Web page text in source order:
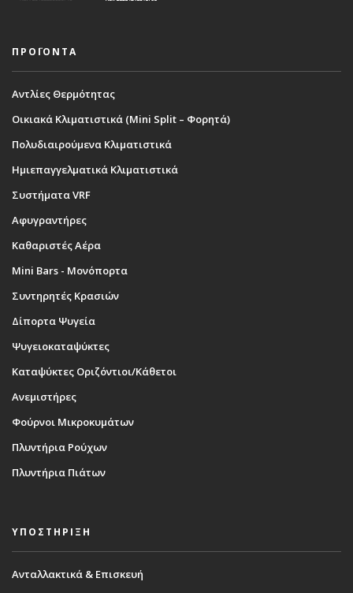
ΠΡΟΪΟΝΤΑ
Αντλίες Θερμότητας
Οικιακά Κλιματιστικά (Mini Split – Φορητά)
Πολυδιαιρούμενα Κλιματιστικά
Ημιεπαγγελματικά Κλιματιστικά
Συστήματα VRF
Αφυγραντήρες
Καθαριστές Αέρα
Mini Bars - Μονόπορτα
Συντηρητές Κρασιών
Δίπορτα Ψυγεία
Ψυγειοκαταψύκτες
Καταψύκτες Οριζόντιοι/Κάθετοι
Ανεμιστήρες
Φούρνοι Μικροκυμάτων
Πλυντήρια Ρούχων
Πλυντήρια Πιάτων
ΥΠΟΣΤΗΡΙΞΗ
Ανταλλακτικά & Επισκευή